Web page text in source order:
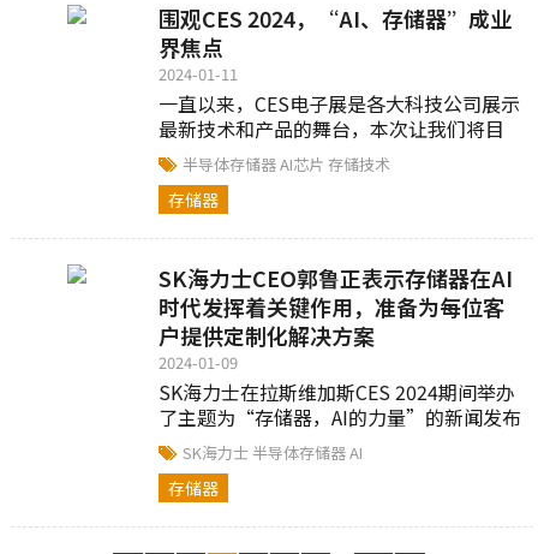
围观CES 2024，“AI、存储器”成业
界焦点
2024-01-11
一直以来，CES电子展是各大科技公司展示
最新技术和产品的舞台，本次让我们将目
光聚焦在正处于风头上的存储厂商，有哪
些存储...
半导体存储器AI芯片 存储技术
存储器
SK海力士CEO郭鲁正表示存储器在AI
时代发挥着关键作用，准备为每位客
户提供定制化解决方案
2024-01-09
SK海力士在拉斯维加斯CES 2024期间举办
了主题为“存储器，AI的力量”的新闻发布
会，会上SK海力士社长兼CEO郭鲁正阐述
了公司在人工....
SK海力士半导体存储器AI
存储器